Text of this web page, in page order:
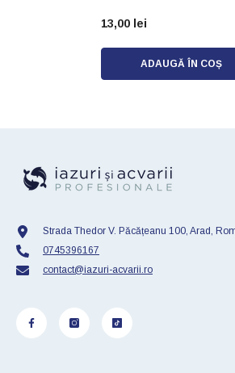
13,00 lei
ADAUGĂ ÎN COȘ
Strada Thedor V. Păcățeanu 100, Arad,
0745396167
contact@iazuri-acvarii.ro